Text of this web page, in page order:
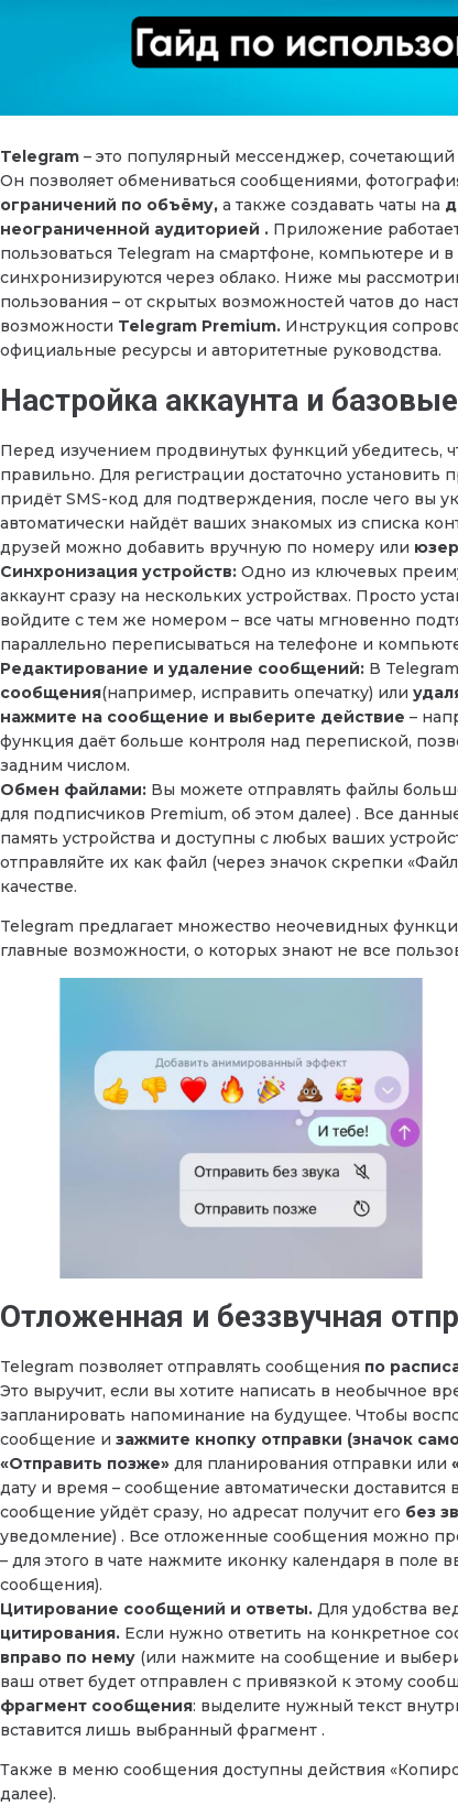
Telegram – это популярный мессенджер,
Он позволяет обмениваться сообщениями,
ограничений по объёму, а также создавать чаты на
неограниченной аудиторией . Приложение
пользоваться Telegram на смартфоне, компьютере и
синхронизируются через облако. Ниже мы
пользования – от скрытых возможностей чатов до
возможности Telegram Premium. Инструкция
официальные ресурсы и авторитетные руководства.
Настройка аккаунта и
Перед изучением продвинутых функций убедитесь,
правильно. Для регистрации достаточно
придёт SMS-код для подтверждения, после чего вы
автоматически найдёт ваших знакомых из списка
друзей можно добавить вручную по номеру или
Синхронизация устройств: Одно из ключевых
аккаунт сразу на нескольких устройствах. Просто
войдите с тем же номером – все чаты мгновенно
параллельно переписываться на телефоне и
Редактирование и удаление сообщений: В
сообщения(например, исправить опечатку) или
нажмите на сообщение и выберите действие –
функция даёт больше контроля над перепиской,
задним числом.
Обмен файлами: Вы можете отправлять файлы
для подписчиков Premium, об этом далее) . Все
память устройства и доступны с любых ваших
отправляйте их как файл (через значок скрепки
качестве.
Telegram предлагает множество неочевидных
главные возможности, о которых знают не все
Отложенная и беззвучная
Telegram позволяет отправлять сообщения по
Это выручит, если вы хотите написать в необычное
запланировать напоминание на будущее. Чтобы
сообщение и зажмите кнопку отправки (значок
«Отправить позже» для планирования отправки или
дату и время – сообщение автоматически
сообщение уйдёт сразу, но адресат получит его без
уведомление) . Все отложенные сообщения можно
– для этого в чате нажмите иконку календаря в поле
сообщения).
Цитирование сообщений и ответы. Для удобства
цитирования. Если нужно ответить на конкретное
вправо по нему (или нажмите на сообщение и
ваш ответ будет отправлен с привязкой к этому
фрагмент сообщения: выделите нужный текст
вставится лишь выбранный фрагмент .
Также в меню сообщения доступны действия
далее).